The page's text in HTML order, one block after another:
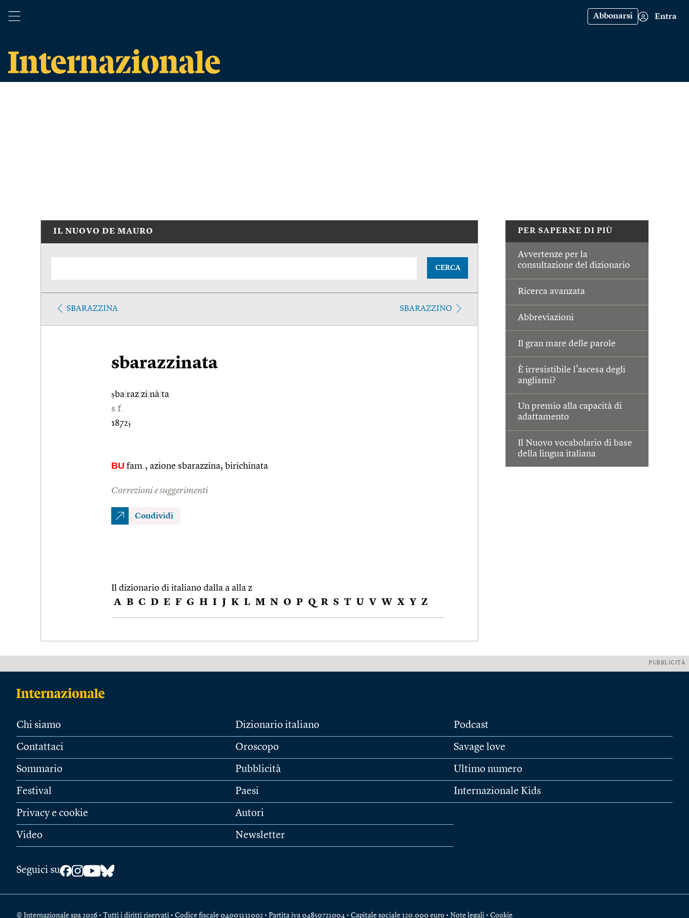
Abbonarsi Entra
PER SAPERNE DI PIÙ
Avvertenze per la
consultazione del dizionario
Ricerca avanzata
Abbreviazioni
Il gran mare delle parole
È irresistibile l’ascesa degli
anglismi?
Un premio alla capacità di
adattamento
Il Nuovo vocabolario di base
della lingua italiana
IL NUOVO DE MAURO
CERCA
SBARAZZINA SBARAZZINO
sbarazzinata
ṣba raz zi nà ta
s.f.
1872;
BU fam., azione sbarazzina, birichinata
Correzioni e suggerimenti
Condividi
Il dizionario di italiano dalla a alla z
A B C D E F G H I J K L M N O P Q R S T U V W X Y Z
PUBBLICITÀ
Chi siamo
Contattaci
Sommario
Festival
Privacy e cookie
Video
Dizionario italiano
Oroscopo
Pubblicità
Paesi
Autori
Newsletter
Podcast
Savage love
Ultimo numero
Internazionale Kids
Seguici su
© Internazionale spa 2026 • Tutti i diritti riservati • Codice fiscale 04003131002 • Partita iva 04850721004 • Capitale sociale 120.000 euro • Note legali • Cookie